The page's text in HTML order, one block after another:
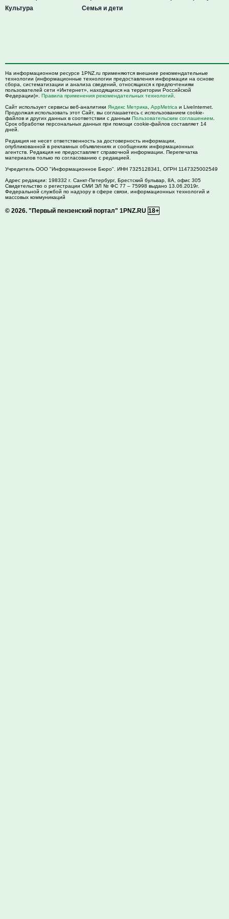
Культура
Семья и дети
На информационном ресурсе 1PNZ.ru применяются внешние рекомендательные
технологии (информационные технологии предоставления информации на основе
сбора, систематизации и анализа сведений, относящихся к предпочтениям
пользователей сети «Интернет», находящихся на территории Российской
Федерации)». Правила применения рекомендательных технологий
Сайт использует сервисы веб-аналитики Яндекс Метрика AppMetrica и LiveInternet.
Продолжая использовать этот Сайт, вы соглашаетесь с использованием cookie-
файлов и других данных в соответствии с данным Пользовательским соглашением
Срок обработки персональных данных при помощи cookie-файлов составляет 14
дней.
Редакция не несет ответственность за достоверность информации,
опубликованной в рекламных объявлениях и сообщениях информационных
агентств. Редакция не предоставляет справочной информации. Перепечатка
материалов только по согласованию с редакцией.
Учредитель ООО "Информационное Бюро". ИНН 7325128341, ОГРН 1147325002549
Адрес редакции: 198332 г. Санкт-Петербург, Брестский бульвар, 8А, офис 305
Свидетельство о регистрации СМИ ЭЛ № ФС 77 – 75998 выдано 13.06.2019г.
Федеральной службой по надзору в сфере связи, информационных технологий и
массовых коммуникаций
© 2026. "Первый пензенский портал" 1PNZ.RU 18+